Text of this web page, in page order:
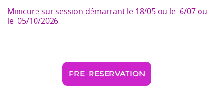
Minicure sur session démarrant le 18/05 ou le 6/07 ou
le 05/10/2026
PRE-RESERVATION